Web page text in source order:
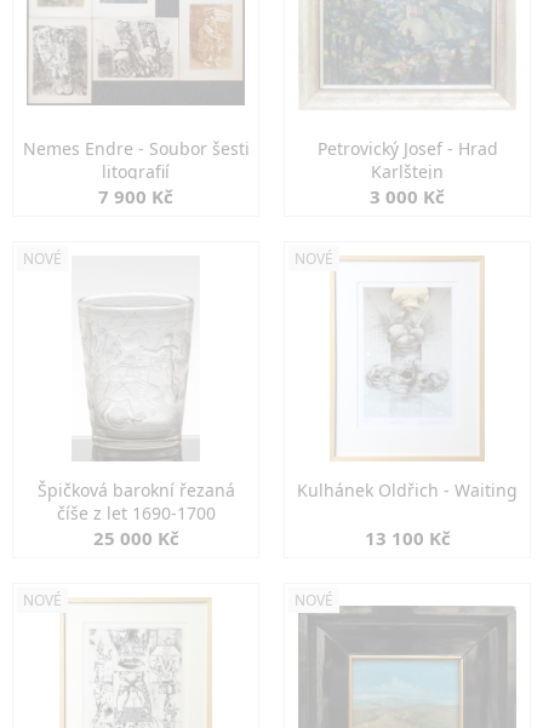
Nemes Endre - Soubor šesti
litografií
7 900 Kč
Petrovický Josef - Hrad
Karlštejn
3 000 Kč
NOVÉ
Špičková barokní řezaná
číše z let 1690-1700
25 000 Kč
NOVÉ
Kulhánek Oldřich - Waiting
13 100 Kč
NOVÉ NOVÉ